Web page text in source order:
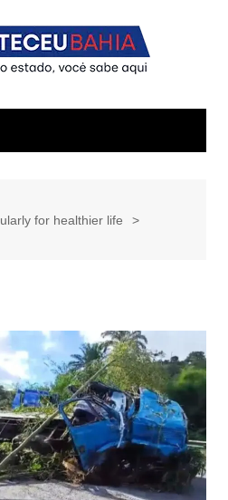
for healthier life